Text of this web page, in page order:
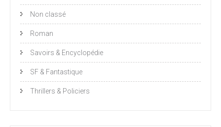
Non classé
Roman
Savoirs & Encyclopédie
SF & Fantastique
Thrillers & Policiers